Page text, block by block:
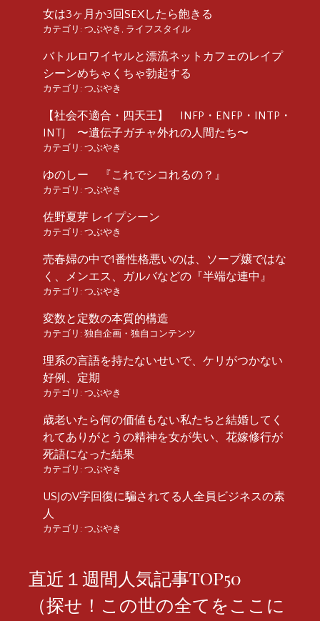
女は3ヶ月か3回SEXしたら飽きる
カテゴリ: つぶやき , ライフスタイル
バトルロワイヤルと漂流ネットカフェのレイプ
シーンめちゃくちゃ勃起する
カテゴリ: つぶやき
【社会不適合・四天王】 INFP・ENFP・INTP・
INTJ 〜遺伝子ガチャ外れの人間たち〜
カテゴリ: つぶやき
ゆのしー 『これでシコれるの？』
カテゴリ: つぶやき
佐野夏芽 レイプシーン
カテゴリ: つぶやき
売春婦の中で1番性格悪いのは、ソープ嬢ではな
く、メンエス、ガルバなどの『半端な連中』
カテゴリ: つぶやき
変数と定数の本質的構造
カテゴリ: 独自企画・独自コンテンツ
理系の言語を持たないせいで、ケリがつかない
好例、定期
カテゴリ: つぶやき
歳老いたら何の価値もない私たちと結婚してく
れてありがとうの精神を女が失い、花嫁修行が
死語になった結果
カテゴリ: つぶやき
USJのV字回復に騙されてる人全員ビジネスの素
人
カテゴリ: つぶやき
直近１週間人気記事TOP50
（探せ！この世の全てをここに